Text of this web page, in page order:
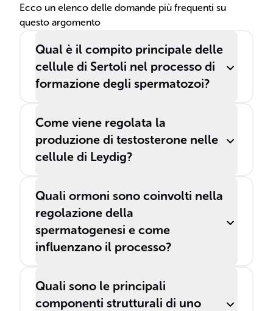
Ecco un elenco delle domande più frequenti su
questo argomento
Qual è il compito principale delle
cellule di Sertoli nel processo di
formazione degli spermatozoi?
Come viene regolata la
produzione di testosterone nelle
cellule di Leydig?
Quali ormoni sono coinvolti nella
regolazione della
spermatogenesi e come
influenzano il processo?
Quali sono le principali
componenti strutturali di uno